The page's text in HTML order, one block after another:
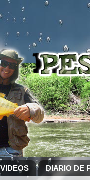
VIDEOS DIARIO DE